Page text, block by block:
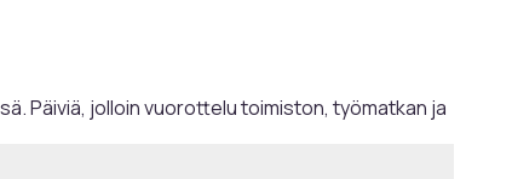
Päiviä, jolloin vuorottelu toimiston, työmatkan ja